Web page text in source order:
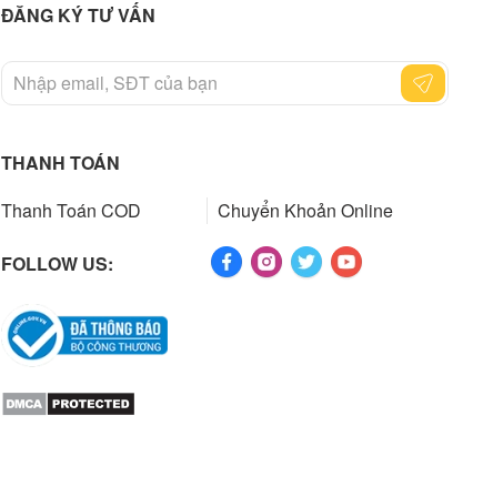
ĐĂNG KÝ TƯ VẤN
THANH TOÁN
Thanh Toán COD
Chuyển Khoản Online
FOLLOW US: